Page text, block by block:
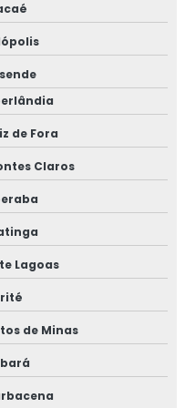
horizonte
a incêndio
de saúde
de Fora
Claros
Lagoas
de Minas